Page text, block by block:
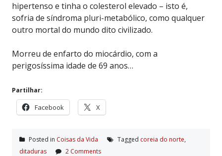
hipertenso e tinha o colesterol elevado – isto é,
sofria de síndroma pluri-metabólico, como qualquer
outro mortal do mundo dito civilizado.
Morreu de enfarto do miocárdio, com a
perigosíssima idade de 69 anos…
Partilhar:
Facebook X
Posted in Coisas da Vida Tagged coreia do norte,
ditaduras
2 Comments